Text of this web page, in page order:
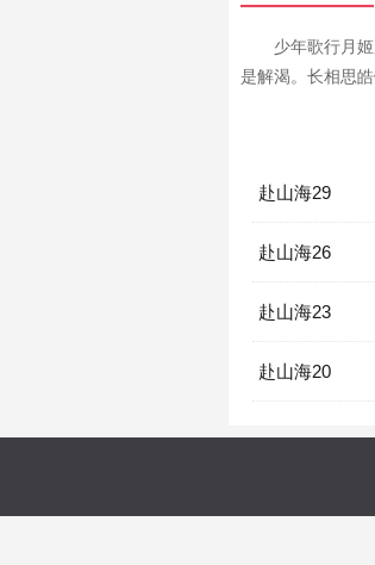
少年歌行月
是解渴。长相思
赴山海29
赴山海26
赴山海23
赴山海20